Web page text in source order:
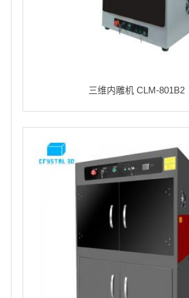
三维内雕机 CLM-801B2